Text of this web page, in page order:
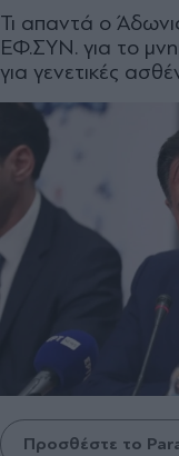
Τι απαντά ο
ΕΦ.ΣΥΝ. για το
για γενετικές
Προσθέστε το